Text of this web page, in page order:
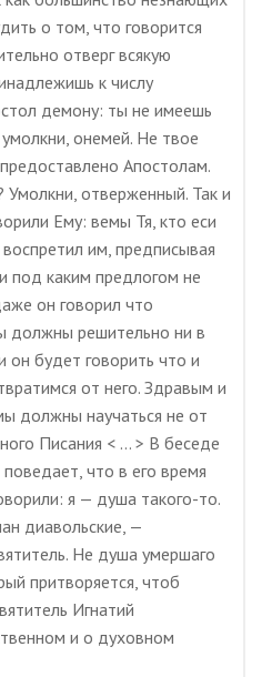
о том, что говорится
отверг всякую
к числу
демону: ты не имеешь
онемей. Не твое
Апостолам.
отверженный. Так и
Ему: вемы Тя, кто еси
им, предписывая
под каким предлогом не
он говорил что
должны решительно ни в
он будет говорить что и
от него. Здравым и
должны научаться не от
Писания < … > В беседе
что в его время
я — душа такого-то.
диавольские, —
Не душа умершаго
притворяется, чтоб
Игнатий
и о духовном